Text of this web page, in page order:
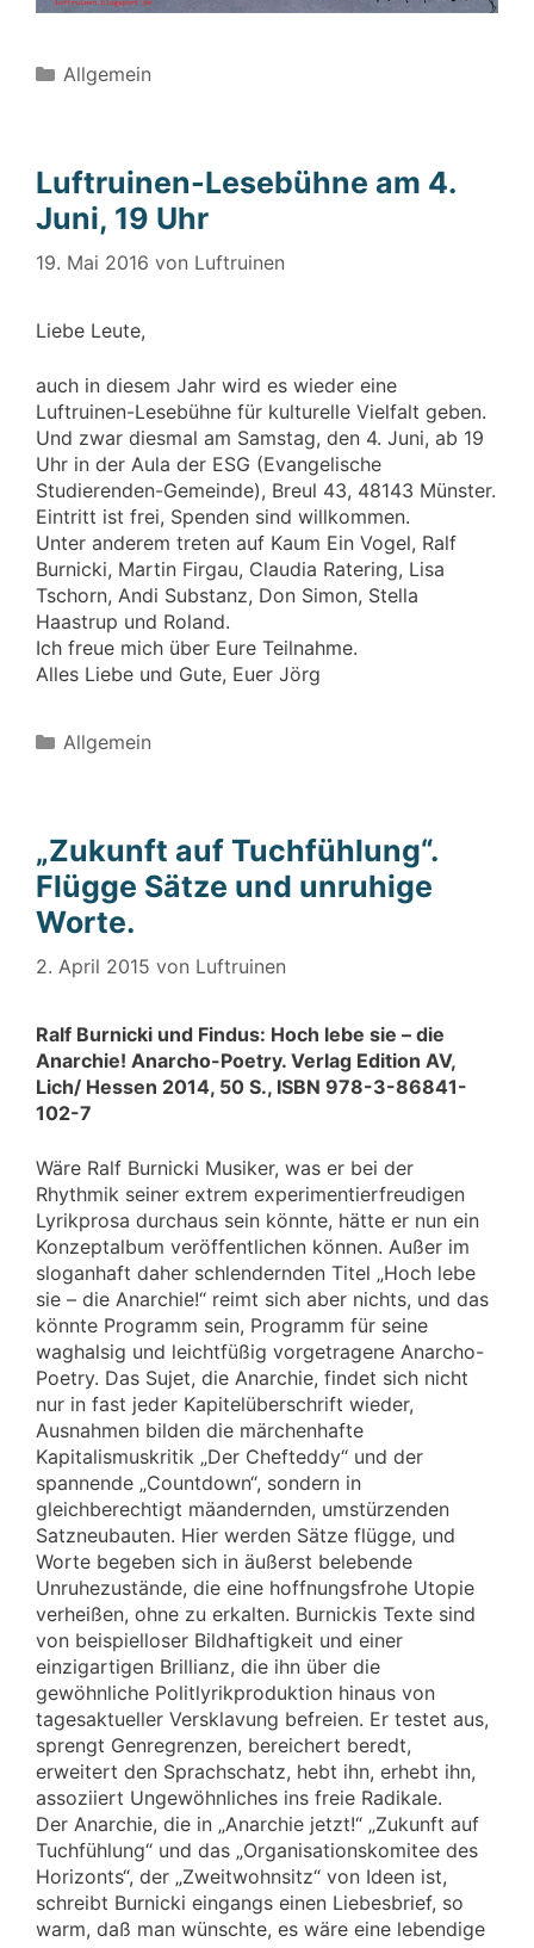
Kategorien
Allgemein
Luftruinen-Lesebühne am 4.
Juni, 19 Uhr
19. Mai 2016 von Luftruinen
Liebe Leute,
auch in diesem Jahr wird es wieder eine
Luftruinen-Lesebühne für kulturelle Vielfalt geben.
Und zwar diesmal am Samstag, den 4. Juni, ab 19
Uhr in der Aula der ESG (Evangelische
Studierenden-Gemeinde), Breul 43, 48143 Münster.
Eintritt ist frei, Spenden sind willkommen.
Unter anderem treten auf Kaum Ein Vogel, Ralf
Burnicki, Martin Firgau, Claudia Ratering, Lisa
Tschorn, Andi Substanz, Don Simon, Stella
Haastrup und Roland.
Ich freue mich über Eure Teilnahme.
Alles Liebe und Gute, Euer Jörg
Kategorien
Allgemein
„Zukunft auf Tuchfühlung“.
Flügge Sätze und unruhige
Worte.
2. April 2015 von Luftruinen
Ralf Burnicki und Findus: Hoch lebe sie – die
Anarchie! Anarcho-Poetry. Verlag Edition AV,
Lich/ Hessen 2014, 50 S., ISBN 978-3-86841-
102-7
Wäre Ralf Burnicki Musiker, was er bei der
Rhythmik seiner extrem experimentierfreudigen
Lyrikprosa durchaus sein könnte, hätte er nun ein
Konzeptalbum veröffentlichen können. Außer im
sloganhaft daher schlendernden Titel „Hoch lebe
sie – die Anarchie!“ reimt sich aber nichts, und das
könnte Programm sein, Programm für seine
waghalsig und leichtfüßig vorgetragene Anarcho-
Poetry. Das Sujet, die Anarchie, findet sich nicht
nur in fast jeder Kapitelüberschrift wieder,
Ausnahmen bilden die märchenhafte
Kapitalismuskritik „Der Chefteddy“ und der
spannende „Countdown“, sondern in
gleichberechtigt mäandernden, umstürzenden
Satzneubauten. Hier werden Sätze flügge, und
Worte begeben sich in äußerst belebende
Unruhezustände, die eine hoffnungsfrohe Utopie
verheißen, ohne zu erkalten. Burnickis Texte sind
von beispielloser Bildhaftigkeit und einer
einzigartigen Brillianz, die ihn über die
gewöhnliche Politlyrikproduktion hinaus von
tagesaktueller Versklavung befreien. Er testet aus,
sprengt Genregrenzen, bereichert beredt,
erweitert den Sprachschatz, hebt ihn, erhebt ihn,
assoziiert Ungewöhnliches ins freie Radikale.
Der Anarchie, die in „Anarchie jetzt!“ „Zukunft auf
Tuchfühlung“ und das „Organisationskomitee des
Horizonts“, der „Zweitwohnsitz“ von Ideen ist,
schreibt Burnicki eingangs einen Liebesbrief, so
warm, daß man wünschte, es wäre eine lebendige